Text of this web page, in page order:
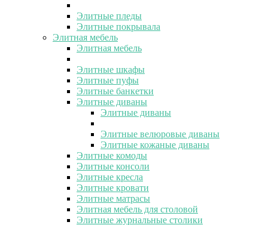
Элитные пледы
Элитные покрывала
Элитная мебель
Элитная мебель
Элитные шкафы
Элитные пуфы
Элитные банкетки
Элитные диваны
Элитные диваны
Элитные велюровые диваны
Элитные кожаные диваны
Элитные комоды
Элитные консоли
Элитные кресла
Элитные кровати
Элитные матрасы
Элитная мебель для столовой
Элитные журнальные столики